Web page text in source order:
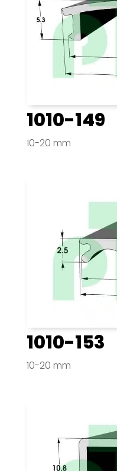
1010-149
10-20 mm
1010-153
10-20 mm